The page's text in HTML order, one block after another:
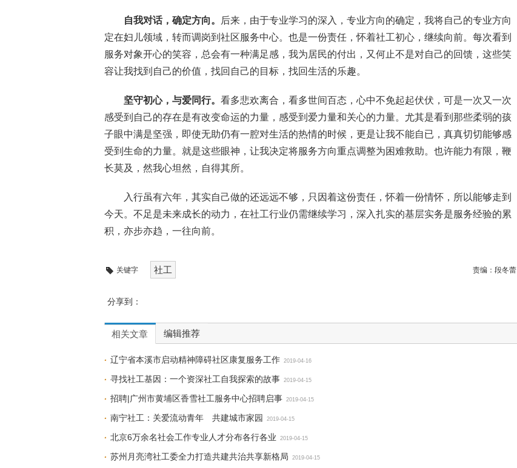
自我对话，确定方向。
后来，由于专业学习的深入，专业方向的确定，我将自己的专业方向
定在妇儿领域，转而调岗到社区服务中心。也是一份责任，怀着社工初心，继续向前。每次看到
服务对象开心的笑容，总会有一种满足感，我为居民的付出，又何止不是对自己的回馈，这些笑
容让我找到自己的价值，找回自己的目标，找回生活的乐趣。
坚守初心，与爱同行。 看多悲欢离合，看多世间百态，心中不免起起伏伏，可是一次又一次
感受到自己的存在是有改变命运的力量，感受到爱力量和关心的力量。尤其是看到那些柔弱的孩
子眼中满是坚强，即使无助仍有一腔对生活的热情的时候，更是让我不能自已，真真切切能够感
受到生命的力量。就是这些眼神，让我决定将服务方向重点调整为困难救助。也许能力有限，鞭
长莫及，然我心坦然，自得其所。
入行虽有六年，其实自己做的还远远不够，只因着这份责任，怀着一份情怀，所以能够走到
今天。不足是未来成长的动力，在社工行业仍需继续学习，深入扎实的基层实务是服务经验的累
积，亦步亦趋，一往向前。
关键字 社工 责编： 段冬蕾
分享到：
相关文章 编辑推荐
辽宁省本溪市启动精神障碍社区康复服务工作 2019-04-16
寻找社工基因：一个资深社工自我探索的故事 2019-04-15
招聘|广州市黄埔区香雪社工服务中心招聘启事 2019-04-15
南宁社工：关爱流动青年 共建城市家园 2019-04-15
北京6万余名社会工作专业人才分布各行各业 2019-04-15
苏州月亮湾社工委全力打造共建共治共享新格局 2019-04-15